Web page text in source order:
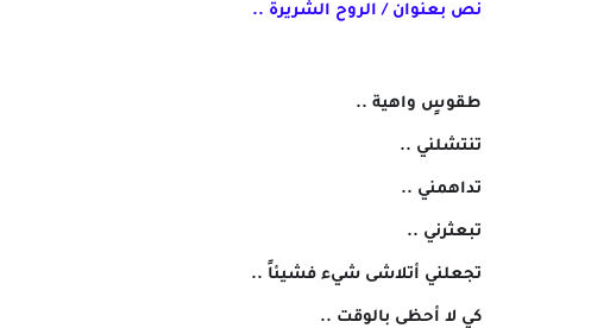
نص بعنوان / الروح الشريرة ..
طقوسٍ واهية ..
تنتشلني ..
تداهمني ..
تبعثرني ..
تجعلني أتلاشى شيء فشيئاً ..
كي لا أحظى بالوقت ..